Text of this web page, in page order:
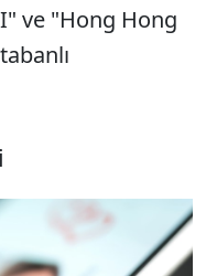
ve "Hong Hong